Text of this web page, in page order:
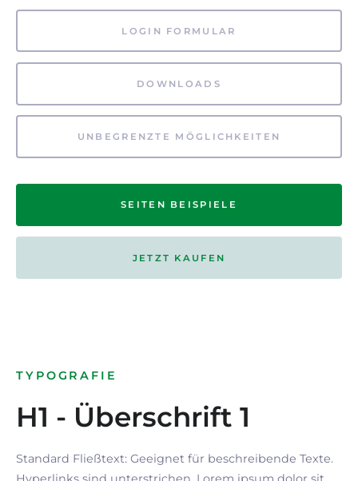
LOGIN FORMULAR
DOWNLOADS
UNBEGRENZTE MÖGLICHKEITEN
SEITEN BEISPIELE
JETZT KAUFEN
TYPOGRAFIE
H1 - Überschrift 1
Standard Fließtext: Geeignet für beschreibende Texte.